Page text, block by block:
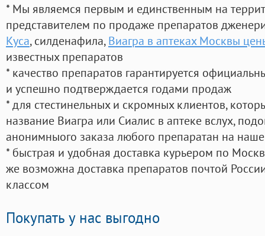
* Мы являемся первым и единственным на
представителем по продаже препаратов
Куса, силденафила, Виагра в аптеках Москвы
известных препаратов
* качество препаратов гарантируется
и успешно подтверждается годами продаж
* для стестинельных и скромных клиентов,
название Виагра или Сиалис в аптеке вслух,
анонимныого заказа любого препаратан на
* быстрая и удобная доставка курьером по
же возможна доставка препаратов почтой
классом
Покупать у нас выгодно